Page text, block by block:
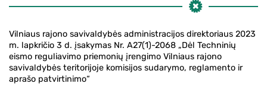
Vilniaus rajono savivaldybės administracijos direktoriaus 2023
m. lapkričio 3 d. įsakymas Nr. A27(1)-2068 „Dėl Techninių
eismo reguliavimo priemonių įrengimo Vilniaus rajono
savivaldybės teritorijoje komisijos sudarymo, reglamento ir
aprašo patvirtinimo“